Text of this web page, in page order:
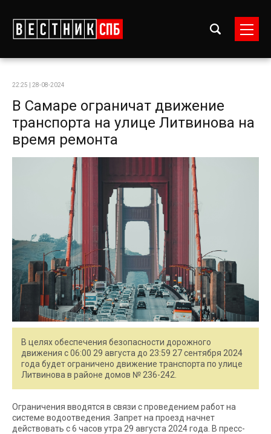
22:25 | 28-08-2024
В Самаре ограничат движение
транспорта на улице Литвинова на
время ремонта
В целях обеспечения безопасности дорожного
движения с 06:00 29 августа до 23:59 27 сентября 2024
года будет ограничено движение транспорта по улице
Литвинова в районе домов № 236-242.
Ограничения вводятся в связи с проведением работ на
системе водоотведения. Запрет на проезд начнет
действовать с 6 часов утра 29 августа 2024 года. В пресс-